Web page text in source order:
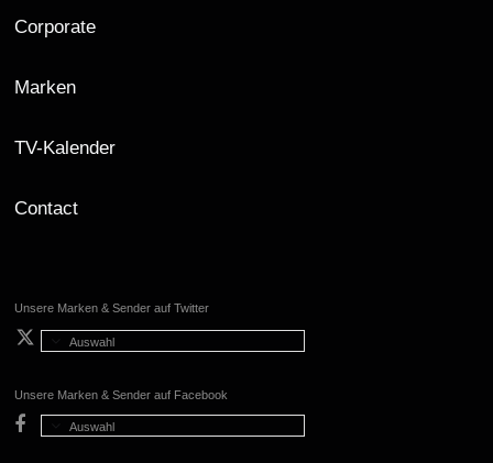
Corporate
Marken
TV-Kalender
Contact
Unsere Marken & Sender auf Twitter
Auswahl
Unsere Marken & Sender auf Facebook
Auswahl